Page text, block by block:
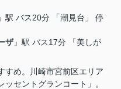
」駅 バス20分 「潮見台」 停
ザ」駅 バス17分 「美しが
すめ。川崎市宮前区エリア
セントグランコート」。